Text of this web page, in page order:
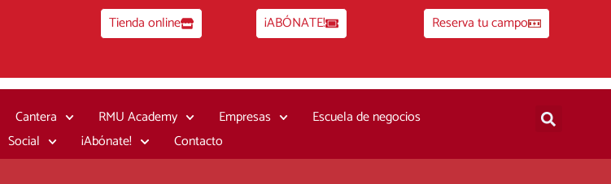
Tienda online ¡ABÓNATE! Reserva tu campo
Cantera RMU Academy Empresas
Escuela de negocios
Social ¡Abónate! Contacto